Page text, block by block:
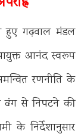
हुए गढ़वाल मंडल
आयुक्त आनंद स्वरूप
रणनीति के
ढंग से निपटने की
के निर्देशानुसार